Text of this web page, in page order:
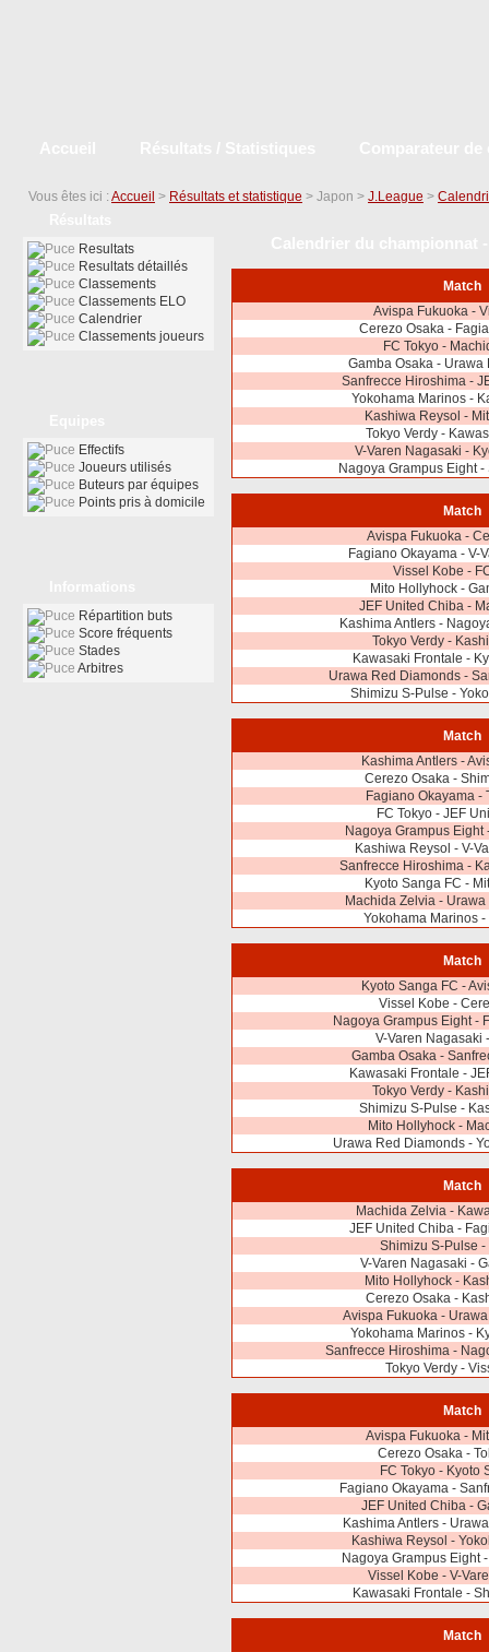
Vous êtes ici : Accueil > Résultats et statistique > Japon > J.League >
Match
Avispa Fukuoka -
Cerezo Osaka -
FC Tokyo -
Gamba Osaka - Urawa
Sanfrecce Hiroshima -
Yokohama Marinos -
Kashiwa Reysol -
Tokyo Verdy -
V-Varen Nagasaki -
Nagoya Grampus Eight
Match
Avispa Fukuoka -
Fagiano Okayama - V-
Vissel Kobe -
Mito Hollyhock -
JEF United Chiba -
Kashima Antlers -
Tokyo Verdy -
Kawasaki Frontale -
Urawa Red Diamonds -
Shimizu S-Pulse -
Match
Kashima Antlers -
Cerezo Osaka -
Fagiano Okayama -
FC Tokyo - JEF
Nagoya Grampus Eight
Kashiwa Reysol - V-
Sanfrecce Hiroshima -
Kyoto Sanga FC -
Machida Zelvia -
Yokohama Marinos
Match
Kyoto Sanga FC -
Vissel Kobe -
Nagoya Grampus Eight -
V-Varen Nagasaki
Gamba Osaka -
Kawasaki Frontale -
Tokyo Verdy -
Shimizu S-Pulse -
Mito Hollyhock -
Urawa Red Diamonds -
Match
Machida Zelvia -
JEF United Chiba -
Shimizu S-Pulse -
V-Varen Nagasaki -
Mito Hollyhock -
Cerezo Osaka -
Avispa Fukuoka -
Yokohama Marinos -
Sanfrecce Hiroshima -
Tokyo Verdy -
Match
Avispa Fukuoka -
Cerezo Osaka -
FC Tokyo - Kyoto
Fagiano Okayama -
JEF United Chiba -
Kashima Antlers -
Kashiwa Reysol -
Nagoya Grampus Eight
Vissel Kobe - V-
Kawasaki Frontale -
Match
Resultats
Resultats détaillés
Classements
Classements ELO
Calendrier
Classements joueurs
Effectifs
Joueurs utilisés
Buteurs par équipes
Points pris à domicile
Répartition buts
Score fréquents
Stades
Arbitres